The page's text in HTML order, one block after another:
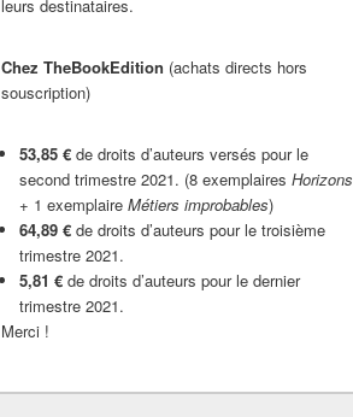
leurs destinataires.
Chez TheBookEdition (achats directs hors
souscription)
53,85 € de droits d’auteurs versés pour le
second trimestre 2021. (8 exemplaires Horizons
+ 1 exemplaire Métiers improbables)
64,89 € de droits d’auteurs pour le troisième
trimestre 2021.
5,81 € de droits d’auteurs pour le dernier
trimestre 2021.
Merci !